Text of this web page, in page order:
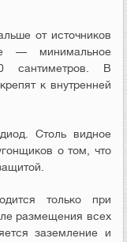
от источников
— минимальное
сантиметров. В
к внутренней
Столь видное
о том, что
только при
размещения всех
заземление и